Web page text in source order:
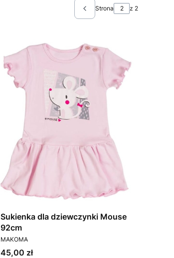
Poprzednie produkty
Strona z 2
Sukienka dla dziewczynki Mouse
92cm
PRODUCENT
MAKOMA
Cena
45,00 zł